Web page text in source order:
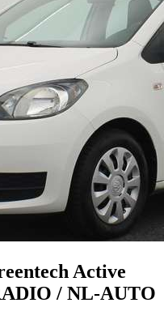
Active
/ NL-AUTO